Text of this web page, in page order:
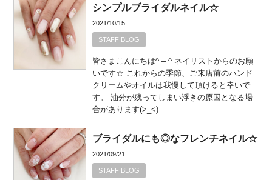
シンプルブライダルネイル☆
2021/10/15
STAFF BLOG
皆さまこんにちは^ – ^ ネイリストからのお願
いです☆ これからの季節、ご来店前のハンド
クリームやオイルは我慢して頂けると幸いで
す。 油分が残ってしまい浮きの原因となる場
合があります(>_<) …
ブライダルにも◎なフレンチネイル☆
2021/09/21
STAFF BLOG